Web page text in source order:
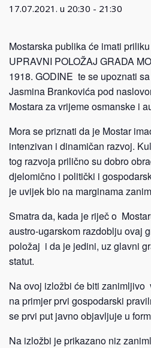
17.07.2021. u 20:30 - 21:30
Mostarska publika će imati
UPRAVNI POLOŽAJ GRADA
1918. GODINE te se upoznati
Jasmina Brankovića pod
Mostara za vrijeme osmanske i
Mora se priznati da je Mostar
intenzivan i dinamičan razvoj.
tog razvoja prilično su dobro
djelomično i politički i
je uvijek bio na marginama
Smatra da, kada je riječ o
austro-ugarskom razdoblju ovaj
položaj i da je jedini, uz glavni
statut.
Na ovoj izložbi će biti
na primjer prvi gospodarski
se prvi put javno objavljuje u
Na izložbi je prikazano niz